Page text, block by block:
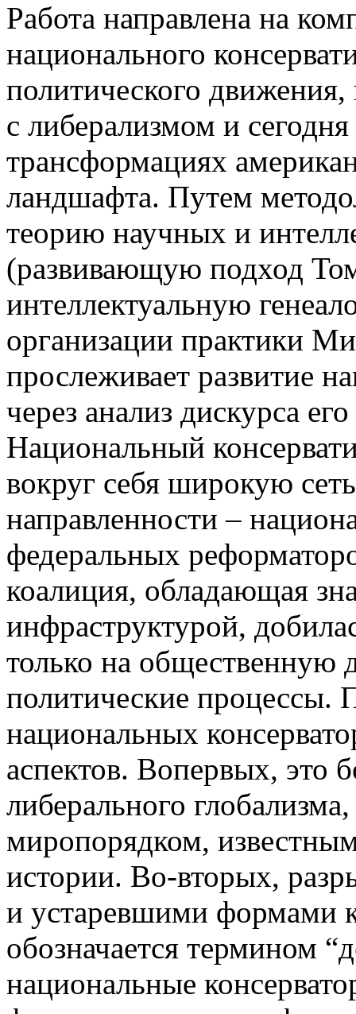
Работа направлена на
национального
политического
с либерализмом и
трансформациях
ландшафта. Путем
теорию научных и
(развивающую подход
интеллектуальную
организации практики
прослеживает развитие
через анализ дискурса
Национальный
вокруг себя широкую
направленности –
федеральных
коалиция, обладающая
инфраструктурой,
только на общественную
политические процессы.
национальных
аспектов. Вопервых, это
либерального
миропорядком,
истории. Во-вторых,
и устаревшими формами
обозначается термином
национальные